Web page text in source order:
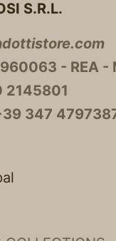
S.R.L.
- REA -
2145801
347